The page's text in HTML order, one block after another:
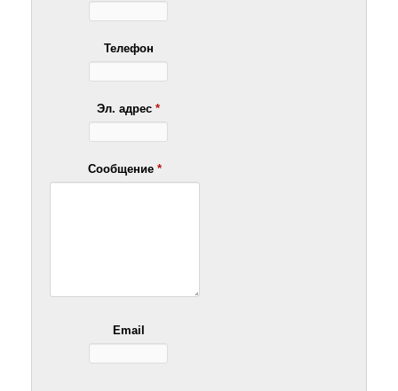
Телефон
Эл. адрес*
Сообщение *
Email